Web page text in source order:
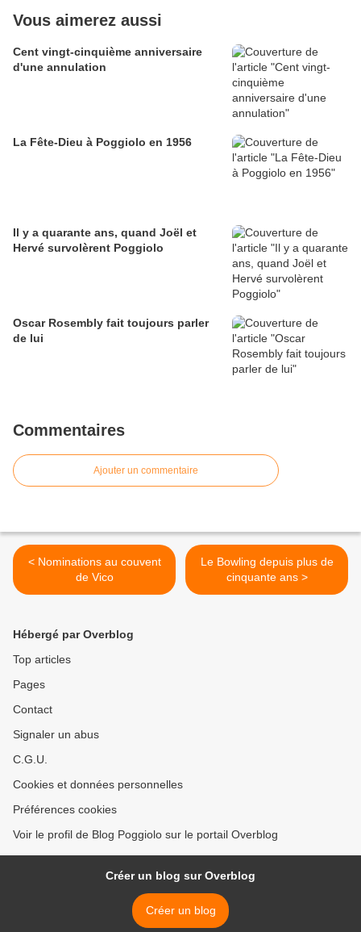
Vous aimerez aussi
Cent vingt-cinquième anniversaire
d'une annulation
La Fête-Dieu à Poggiolo en 1956
Il y a quarante ans, quand Joël et
Hervé survolèrent Poggiolo
Oscar Rosembly fait toujours parler
de lui
Commentaires
Ajouter un commentaire
< Nominations au couvent
de Vico
Le Bowling depuis plus de
cinquante ans >
Hébergé par Overblog
Top articles
Pages
Contact
Signaler un abus
C.G.U.
Cookies et données personnelles
Préférences cookies
Voir le profil de Blog Poggiolo sur le portail Overblog
Créer un blog sur Overblog
Créer un blog